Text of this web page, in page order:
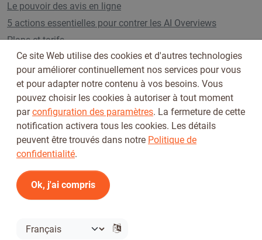
Le pouvoir des avis en ligne
5 actions essentielles pour contrer les AI Overviews
Plans et tarifs
Suivez-nous sur
Conditions d'utilisation
© 2026 Tickiwi - Tous droits réservés
Ce site Web utilise des cookies et d'autres technologies
pour améliorer continuellement nos services pour vous
et pour adapter notre contenu à vos besoins. Vous
pouvez choisir les cookies à autoriser à tout moment
parconfiguration des paramètres. La fermeture de cette
notification activera tous les cookies. Les détails
peuvent être trouvés dans notre Politique de
confidentialité.
Ok, j'ai compris